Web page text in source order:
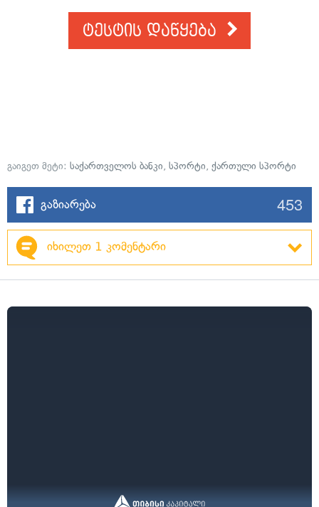
ტესტის დაწყება
გაიგეთ მეტი: საქართველოს ბანკი, სპორტი, ქართული სპორტი
გაზიარება 453
იხილეთ 1 კომენტარი